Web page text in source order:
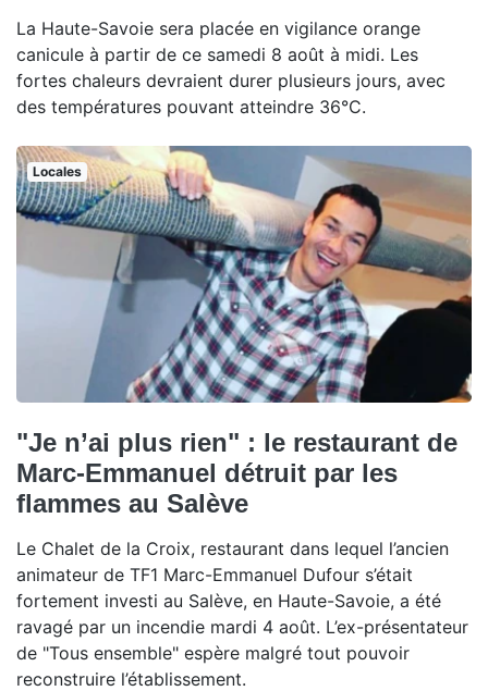
La Haute-Savoie sera placée en vigilance orange
canicule à partir de ce samedi 8 août à midi. Les
fortes chaleurs devraient durer plusieurs jours, avec
des températures pouvant atteindre 36°C.
Locales
"Je n’ai plus rien" : le restaurant de
Marc-Emmanuel détruit par les
flammes au Salève
Le Chalet de la Croix, restaurant dans lequel l’ancien
animateur de TF1 Marc-Emmanuel Dufour s’était
fortement investi au Salève, en Haute-Savoie, a été
ravagé par un incendie mardi 4 août. L’ex-présentateur
de "Tous ensemble" espère malgré tout pouvoir
reconstruire l’établissement.